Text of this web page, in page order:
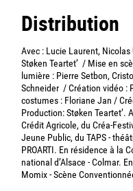
Distribution
Avec : Lucie Laurent,
Støken Teartet’ / Mise en
lumière : Pierre Setbon,
Schneider / Création vidéo :
costumes : Floriane Jan /
Production: Støken Teartet’.
Crédit Agricole, du Créa-
Jeune Public, du TAPS -
PROARTI. En résidence à la
national d’Alsace - Colmar.
Momix - Scène